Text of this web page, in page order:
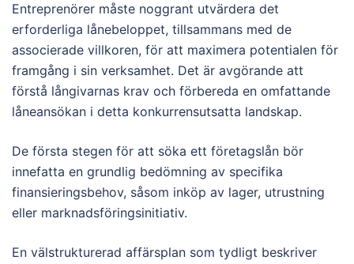
Entreprenörer måste noggrant utvärdera det
erforderliga lånebeloppet, tillsammans med de
associerade villkoren, för att maximera potentialen för
framgång i sin verksamhet. Det är avgörande att
förstå långivarnas krav och förbereda en omfattande
låneansökan i detta konkurrensutsatta landskap.
De första stegen för att söka ett företagslån bör
innefatta en grundlig bedömning av specifika
finansieringsbehov, såsom inköp av lager, utrustning
eller marknadsföringsinitiativ.
En välstrukturerad affärsplan som tydligt beskriver